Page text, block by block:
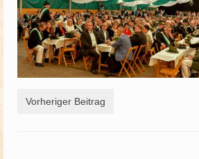
Schießgruppe
News
Vorheriger Beitrag